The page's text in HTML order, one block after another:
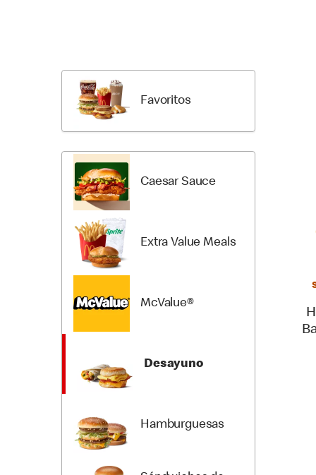
Productos
del
Favoritos
Caesar Sauce
Extra Value Meals
McValue®
Desayuno
Hamburguesas